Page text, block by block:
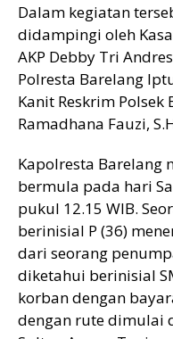
Dalam kegiatan
didampingi oleh
AKP Debby Tri
Polresta Barelang
Kanit Reskrim
Ramadhana Fauzi,
Kapolresta Barelang
bermula pada hari
pukul 12.15 WIB.
berinisial P (36)
dari seorang
diketahui berinisial
korban dengan
dengan rute dimulai